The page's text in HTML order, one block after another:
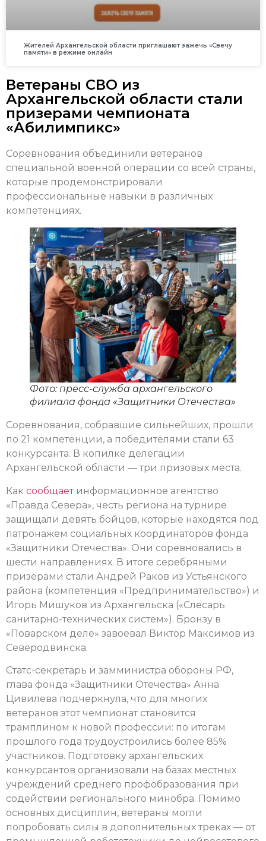
Жителей Архангельской области приглашают зажечь «Свечу
памяти» в режиме онлайн
Ветераны СВО из
Архангельской области стали
призерами чемпионата
«Абилимпикс»
Соревнования объединили ветеранов
специальной военной операции со всей страны,
которые продемонстрировали
профессиональные навыки в различных
компетенциях.
Фото: пресс-служба архангельского
филиала фонда «Защитники Отечества»
Соревнования, собравшие сильнейших, прошли
по 21 компетенции, а победителями стали 63
конкурсанта. В копилке делегации
Архангельской области — три призовых места.
Как сообщаетинформационное агентство
«Правда Севера», честь региона на турнире
защищали девять бойцов, которые находятся под
патронажем социальных координаторов фонда
«Защитники Отечества». Они соревновались в
шести направлениях. В итоге серебряными
призерами стали Андрей Раков из Устьянского
района (компетенция «Предпринимательство») и
Игорь Мишуков из Архангельска («Слесарь
санитарно-технических систем»). Бронзу в
«Поварском деле» завоевал Виктор Максимов из
Северодвинска.
Статс-секретарь и замминистра обороны РФ,
глава фонда «Защитники Отечества» Анна
Цивилева подчеркнула, что для многих
ветеранов этот чемпионат становится
трамплином к новой профессии: по итогам
прошлого года трудоустроились более 85%
участников. Подготовку архангельских
конкурсантов организовали на базах местных
учреждений среднего профобразования при
содействии регионального минобра. Помимо
основных дисциплин, ветераны могли
попробовать силы в дополнительных треках — от